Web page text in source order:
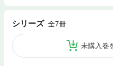
シリーズ 全7冊
未購入巻